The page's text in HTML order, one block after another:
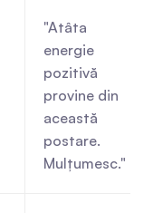
"Atâta
energie
pozitivă
provine din
această
postare.
Mulțumesc."